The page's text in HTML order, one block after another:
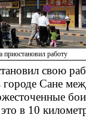
работу
свою
городе Сане
в 10